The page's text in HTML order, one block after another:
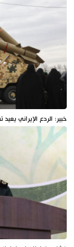
خبير: الردع الإيراني